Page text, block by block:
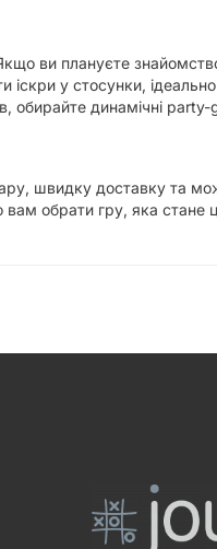
ви плануєте
у стосунки, ідеально
обирайте динамічні party-
швидку доставку та
вам обрати гру, яка стане